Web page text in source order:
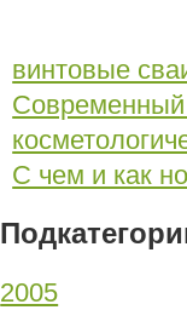
винтовые
Современный
С чем и как
2005